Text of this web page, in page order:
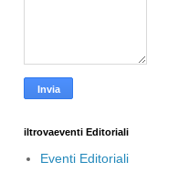
iltrovaeventi Editoriali
Eventi Editoriali